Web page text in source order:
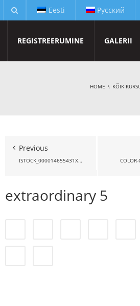
Eesti Русский
REGISTREERUMINE GALERII
HOME KÕIK
Previous
ISTOCK_000014655431XSMALL
extraordinary 5